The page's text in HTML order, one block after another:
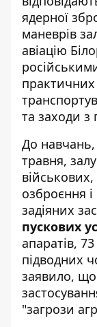
ядерної
маневрів
авіацію
та заходи з
До навчань,
травня,
військових
озброєння і
задіяних
пускових
апаратів,
підводних
заявило,
"загрози